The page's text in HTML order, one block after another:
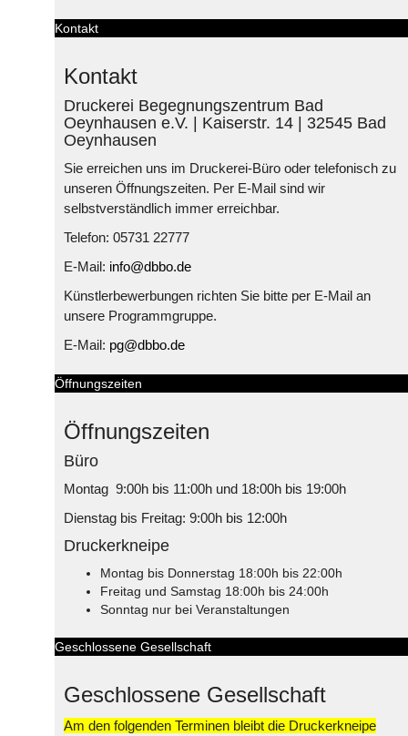
Kontakt
Kontakt
Druckerei Begegnungszentrum Bad
Oeynhausen e.V. | Kaiserstr. 14 | 32545 Bad
Oeynhausen
Sie erreichen uns im Druckerei-Büro oder telefonisch zu
unseren Öffnungszeiten. Per E-Mail sind wir
selbstverständlich immer erreichbar.
Telefon: 05731 22777
E-Mail: info@dbbo.de
Künstlerbewerbungen richten Sie bitte per E-Mail an
unsere Programmgruppe.
E-Mail: pg@dbbo.de
Öffnungszeiten
Öffnungszeiten
Büro
Montag 9:00h bis 11:00h und 18:00h bis 19:00h
Dienstag bis Freitag: 9:00h bis 12:00h
Druckerkneipe
Montag bis Donnerstag 18:00h bis 22:00h
Freitag und Samstag 18:00h bis 24:00h
Sonntag nur bei Veranstaltungen
Geschlossene Gesellschaft
Geschlossene Gesellschaft
Am den folgenden Terminen bleibt die Druckerkneipe